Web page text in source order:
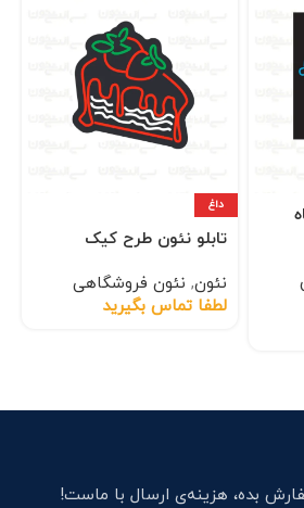
داغ
تابلو نئون طرح کیک
نئون, نئون فروشگاهی
لطفا تماس بگیرید
بده، هزینه‌ی ارسال با ماست!